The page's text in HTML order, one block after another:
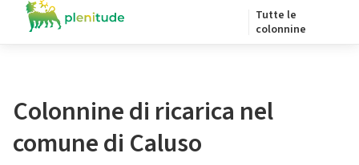
Tutte le
colonnine
Colonnine di ricarica nel
comune di Caluso